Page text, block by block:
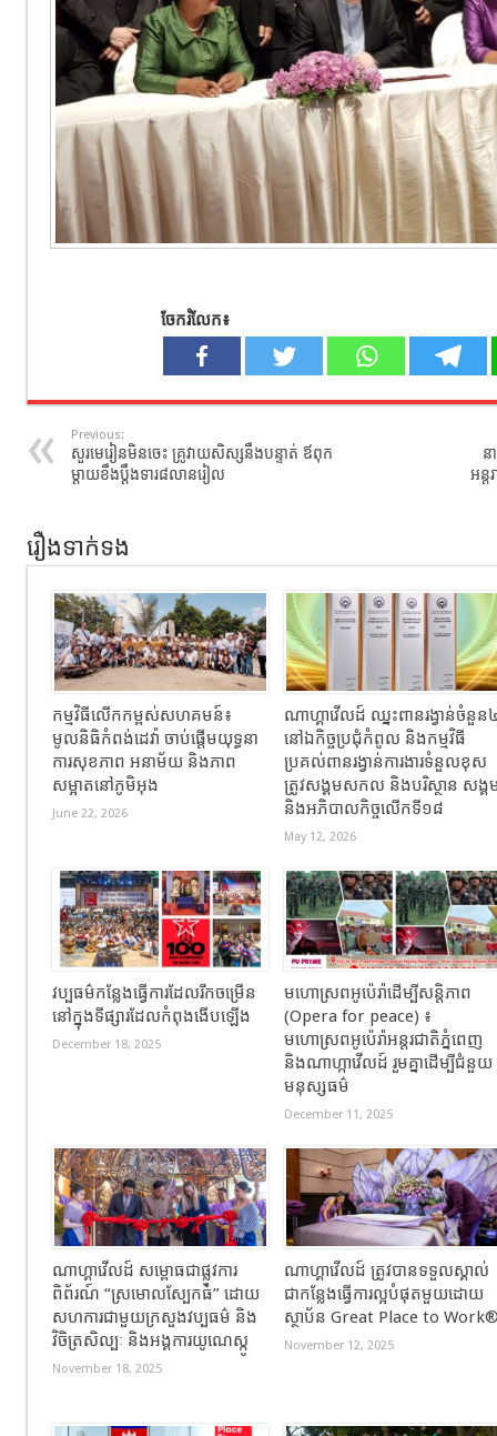
ចែករំលែក៖
Previous:
សួរមេរៀនមិនចេះ គ្រូវាយសិស្សនឹងបន្ទាត់ ឪពុក
ម្ដាយខឹងប្ដឹងទារ៨លានរៀល
ន
អន្
រឿងទាក់ទង
កម្មវិធីលើកកម្ពស់សហគមន៍៖
មូលនិធិកំពង់ដេវ៉ា ចាប់ផ្តើមយុទ្ធនា
ការសុខភាព អនាម័យ និងភាព
សម្អាតនៅភូមិអុង
June 22, 2026
ណាហ្គាវើលដ៍ ឈ្នះពានរង្វាន់ចំនួន
នៅឯកិច្ចប្រជុំកំពូល និងកម្មវិធី
ប្រគល់ពានរង្វាន់ការងារទំនួលខុស
ត្រូវសង្គមសកល និងបរិស្ថាន សង្គ
និងអភិបាលកិច្ចលើកទី១៨
May 12, 2026
វប្បធម៌កន្លែងធ្វើការដែលរីកចម្រើន
នៅក្នុងទីផ្សារដែលកំពុងងើបឡើង
December 18, 2025
មហោស្រពអូប៉េរ៉ាដើម្បីសន្តិភាព
(Opera for peace) ៖
មហោស្រពអូប៉េរ៉ាអន្តរជាតិភ្នំពេញ
និងណាហ្កាវើលដ៍ រួមគ្នាដើម្បីជំនួយ
មនុស្សធម៌
December 11, 2025
ណាហ្គាវើលដ៍ សម្ពោធជាផ្លូវការ
ពិព័រណ៍ “ស្រមោលស្បែកធំ” ដោយ
សហការជាមួយក្រសួងវប្បធម៌ និង
វិចិត្រសិល្បៈ និងអង្គការយូណេស្កូ
November 18, 2025
ណាហ្គាវើលដ៍ ត្រូវបានទទួលស្គាល់
ជាកន្លែងធ្វើការល្អបំផុតមួយដោយ
ស្ថាប័ន Great Place to
November 12, 2025